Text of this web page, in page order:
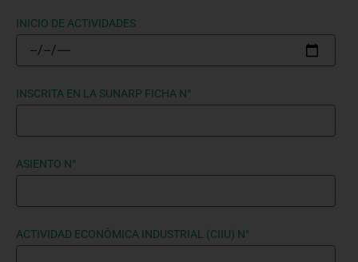
INICIO DE ACTIVIDADES
INSCRITA EN LA SUNARP FICHA N°
ASIENTO N°
ACTIVIDAD ECONÓMICA INDUSTRIAL (CIIU) N°